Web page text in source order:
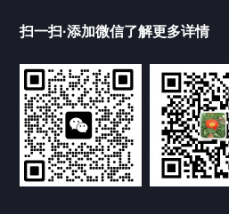
其他配套设备
扫一扫·添加微信了解更多详情